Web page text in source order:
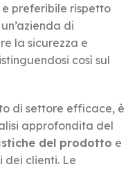
preferibile rispetto
di
la sicurezza e
così sul
di settore efficace, è
approfondita del
del prodotto e
dei clienti. Le